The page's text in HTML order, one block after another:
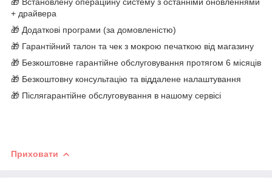
+ драйвера
🎁 Додаткові програми (за домовленістю)
🎁 Гарантійний талон та чек з мокрою печаткою від магазину
🎁 Безкоштовне гарантійне обслуговування протягом 6 місяців
🎁 Безкоштовну консультацію та віддалене налаштування
🎁 Післягарантійне обслуговування в нашому сервісі
Приховати